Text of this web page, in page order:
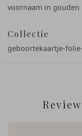
voornaam in gouden
Collectie
geboortekaartje-